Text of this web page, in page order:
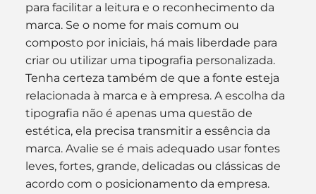
para facilitar a leitura e o reconhecimento da
marca. Se o nome for mais comum ou
composto por iniciais, há mais liberdade para
criar ou utilizar uma tipografia personalizada.
Tenha certeza também de que a fonte esteja
relacionada à marca e à empresa. A escolha da
tipografia não é apenas uma questão de
estética, ela precisa transmitir a essência da
marca. Avalie se é mais adequado usar fontes
leves, fortes, grande, delicadas ou clássicas de
acordo com o posicionamento da empresa.